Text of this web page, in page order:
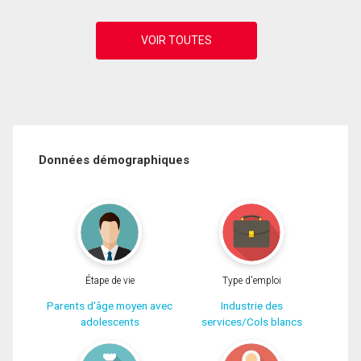
Données démographiques
Étape de vie
Parents d'âge moyen avec
adolescents
Type d'emploi
Industrie des
services/Cols blancs